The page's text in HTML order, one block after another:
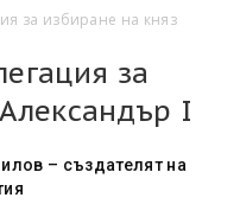
за избиране на княз
за
I
– създателят на